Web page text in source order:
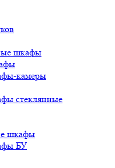
шкафы
камеры
стеклянные
шкафы
БУ